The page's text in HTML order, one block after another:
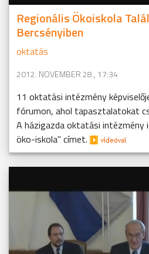
Regionális Ökoiskola
Bercsényiben
oktatás
2012. NOVEMBER 28., 17:34
11 oktatási intézmény
fórumon, ahol tapasztalatokat
A házigazda oktatási intézmény
öko-iskola" címet.